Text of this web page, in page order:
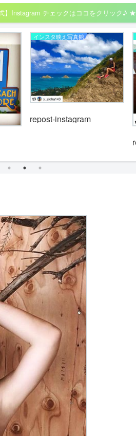
Instagram チェックはココをクリック
インスタ映え写真館
repost-instagram